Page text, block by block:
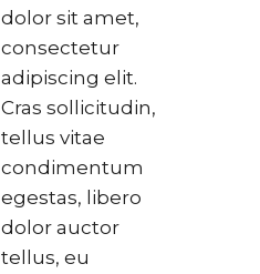
dolor sit amet,
consectetur
adipiscing elit.
Cras sollicitudin,
tellus vitae
condimentum
egestas, libero
dolor auctor
tellus, eu